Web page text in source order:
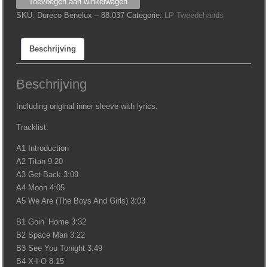
-
aantal
SKU: Dureco Benelux ‎– 88.037 Categorie: LP Tweedehands
Beschrijving
Beschrijving
Including original inner sleeve with lyrics.
Tracklist:
A1 Introduction
A2 Titan 9:20
A3 Get Back 3:09
A4 Moon 4:05
A5 We Are (The Boys And Girls) 3:03
B1 Goin’ Home 3:32
B2 Space Man 3:22
B3 See You Tonight 3:49
B4 X-I-O 8:15